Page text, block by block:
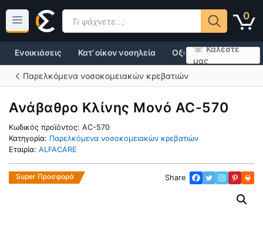
περιεχόμενο
0
Products
search
☏ Καλέστε
μας
Κατ’ οίκον νοσηλεία Οξυγονοθεραπεία
Ενοικιάσεις
Παρελκόμενα νοσοκομειακών κρεβατιών
Ανάβαθρο Κλίνης Μονό AC-570
Κωδικός προϊόντος: AC-570
Κατηγορία: Παρελκόμενα νοσοκομειακών κρεβατιών
Εταιρία: ALFACARE
Share
Super Προσφορά